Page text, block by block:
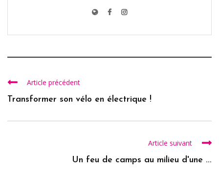
Article précédent
Transformer son vélo en électrique !
Article suivant
Un feu de camps au milieu d'une ...